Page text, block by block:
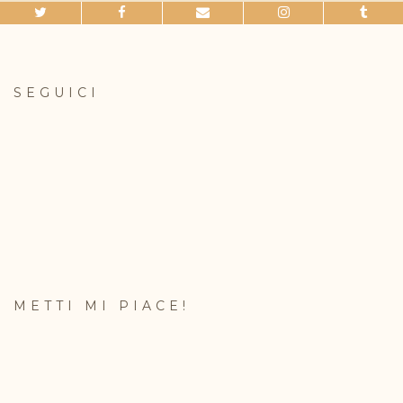
SEGUICI
METTI MI PIACE!